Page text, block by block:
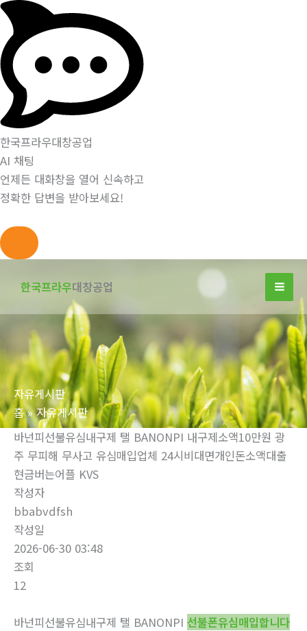
한국프라우대창공업
AI 채팅
언제든 대화창을 열어 신속하고
정확한 답변을 받아보세요!
너
뛰
기
한국프라우대창공업
자유게시판
홈
자유게시판
바넌피선불유심내구제 탤 BANONPI 내구제소액10만원 광
주 무피해 무사고 유심매입업체 24시비대면개인돈소액대출
현금버는어플 KVS
작성자
bbabvdfsh
작성일
2026-06-30 03:48
조회
12
바넌피선불유심내구제 탤 BANONPI 선불폰유심매입합니다